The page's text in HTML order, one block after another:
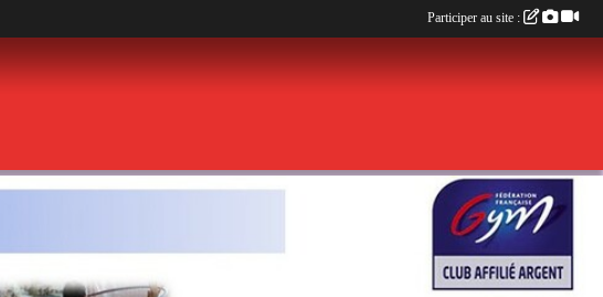
Participer au site :